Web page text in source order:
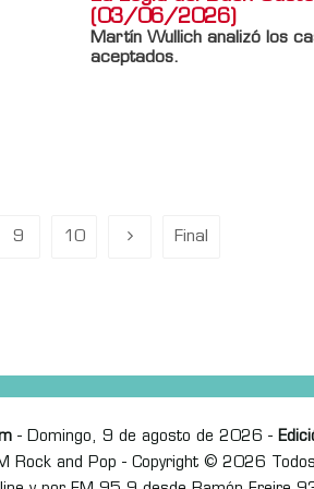
(03/06/2026)
Martín Wullich analizó los
aceptados.
9 10 Final
- Domingo, 9 de agosto de 2026 -
Rock and Pop - Copyright © 2026